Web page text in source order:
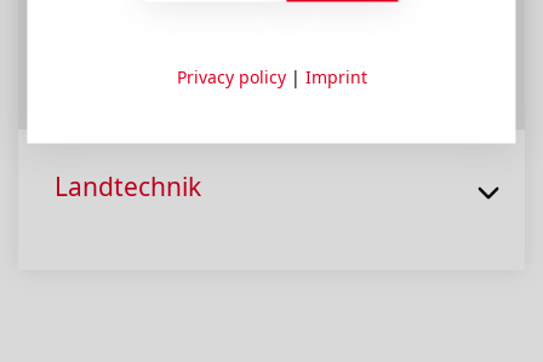
Landtechnik
Privacy policy| Imprint